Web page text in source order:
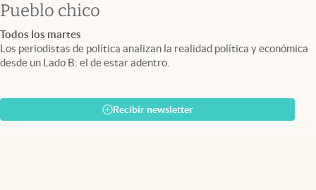
Pueblo chico
Todos los martes
Los periodistas de política analizan la realidad política y económica
desde un Lado B: el de estar adentro.
Recibir newsletter